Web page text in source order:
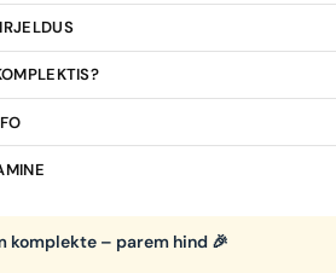
komplekte – parem hind 🎉